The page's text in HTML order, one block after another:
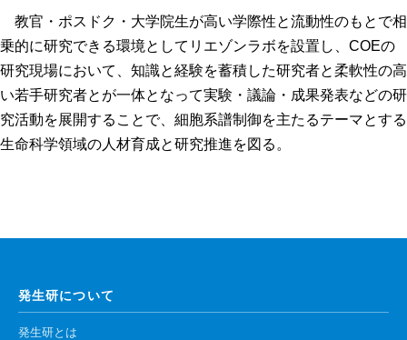
男女共同参画事業
年報
関連リンク
研究分野紹介
多能性幹細胞分野
教官・ポスドク・大学院生が高い学際性と流動性のもとで相
乗的に研究できる環境としてリエゾンラボを設置し、COEの
研究現場において、知識と経験を蓄積した研究者と柔軟性の高
い若手研究者とが一体となって実験・議論・成果発表などの研
究活動を展開することで、細胞系譜制御を主たるテーマとする
生命科学領域の人材育成と研究推進を図る。
発生研について
発生研とは